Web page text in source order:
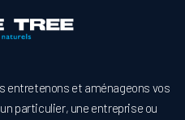
entretenons et aménageons vos
particulier, une entreprise ou